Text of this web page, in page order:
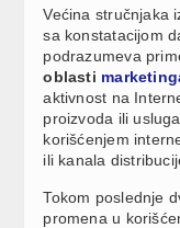
Većina stručnjaka
sa konstatacijom
podrazumeva
oblasti
aktivnost na
proizvoda ili
korišćenjem
ili kanala
Tokom poslednje
promena u